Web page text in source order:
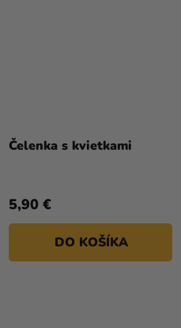
Čelenka s kvietkami
5,90 €
DO KOŠÍKA